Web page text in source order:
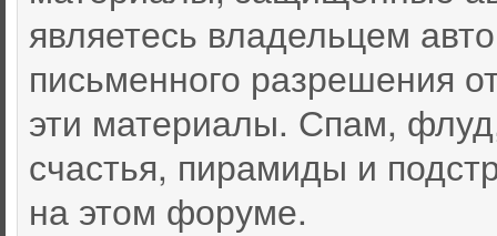
являетесь владельцем
письменного разрешения
эти материалы. Спам,
счастья, пирамиды и
на этом форуме.